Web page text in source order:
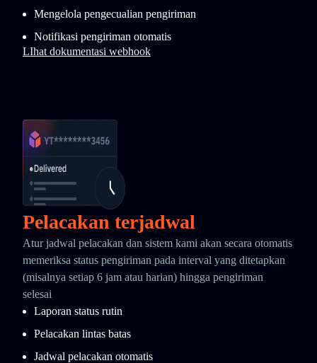
Mengelola pengecualian pengiriman
Notifikasi pengiriman otomatis
LIhat dokumentasi webhook
Pelacakan terjadwal
Atur jadwal pelacakan dan sistem kami akan secara otomatis
memeriksa status pengiriman pada interval yang ditetapkan
(misalnya setiap 6 jam atau harian) hingga pengiriman
selesai
Laporan status rutin
Pelacakan lintas batas
Jadwal pelacakan otomatis